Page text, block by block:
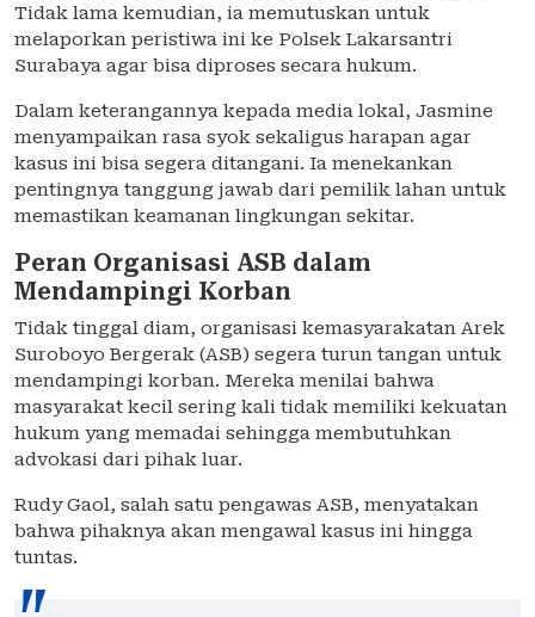
Tidak lama kemudian, ia memutuskan untuk
melaporkan peristiwa ini ke Polsek Lakarsantri
Surabaya agar bisa diproses secara hukum.
Dalam keterangannya kepada media lokal, Jasmine
menyampaikan rasa syok sekaligus harapan agar
kasus ini bisa segera ditangani. Ia menekankan
pentingnya tanggung jawab dari pemilik lahan untuk
memastikan keamanan lingkungan sekitar.
Peran Organisasi ASB dalam
Mendampingi Korban
Tidak tinggal diam, organisasi kemasyarakatan Arek
Suroboyo Bergerak (ASB) segera turun tangan untuk
mendampingi korban. Mereka menilai bahwa
masyarakat kecil sering kali tidak memiliki kekuatan
hukum yang memadai sehingga membutuhkan
advokasi dari pihak luar.
Rudy Gaol, salah satu pengawas ASB, menyatakan
bahwa pihaknya akan mengawal kasus ini hingga
tuntas.